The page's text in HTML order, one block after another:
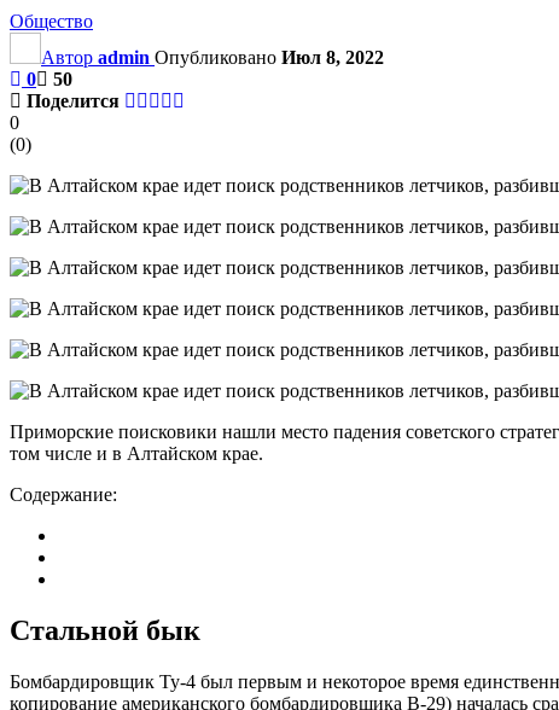
Общество
Автор admin Опубликовано Июл 8, 2022
0
50
Поделится
0
(0)
Приморские поисковики нашли место падения советского
том числе и в Алтайском крае.
Содержание:
Стальной бык
Бомбардировщик Ту-4 был первым и некоторое время
копирование американского бомбардировщика B-29) началась